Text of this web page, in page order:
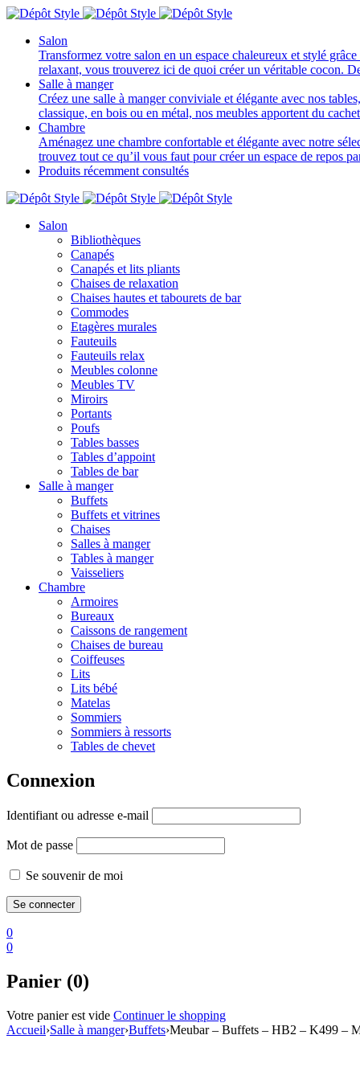
Salon
Transformez votre salon en un espace chaleureux et stylé
relaxant, vous trouverez ici de quoi créer un véritable cocon.
Salle à manger
Créez une salle à manger conviviale et élégante avec nos
classique, en bois ou en métal, nos meubles apportent du
Chambre
Aménagez une chambre confortable et élégante avec notre
trouvez tout ce qu’il vous faut pour créer un espace de repos
Produits récemment consultés
Salon
Bibliothèques
Canapés
Canapés et lits pliants
Chaises de relaxation
Chaises hautes et tabourets de bar
Commodes
Etagères murales
Fauteuils
Fauteuils relax
Meubles colonne
Meubles TV
Miroirs
Portants
Poufs
Tables basses
Tables d’appoint
Tables de bar
Salle à manger
Buffets
Buffets et vitrines
Chaises
Salles à manger
Tables à manger
Vaisseliers
Chambre
Armoires
Bureaux
Caissons de rangement
Chaises de bureau
Coiffeuses
Lits
Lits bébé
Matelas
Sommiers
Sommiers à ressorts
Tables de chevet
Connexion
Identifiant ou adresse e-mail
Mot de passe
Se souvenir de moi
0
0
Panier (0)
Votre panier est vide Continuer le shopping
Accueil›Salle à manger›Buffets›Meubar – Buffets – HB2 – K499 –